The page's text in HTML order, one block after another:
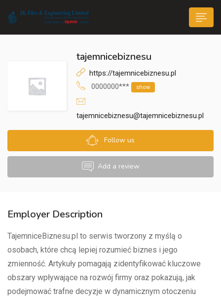
submenu (Life@JK)
tajemnicebiznesu
https://tajemnicebiznesu.pl
0000000***
show
tajemnicebiznesu@tajemnicebiznesu.pl
Follow us
Add a review
Employer Description
TajemniceBiznesu.pl to serwis tworzony z myślą o
osobach, które chcą lepiej rozumieć biznes i jego
zmienność. Artykuły pomagają zidentyfikować kluczowe
obszary wpływające na rozwój firmy oraz pokazują, jak
podejmować trafne decyzje w dynamicznym otoczeniu